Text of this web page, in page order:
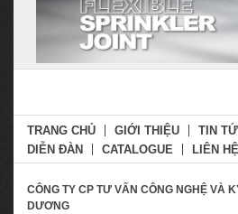
TRANG CHỦ GIỚI THIỆU TIN
DIỄN ĐÀN
CATALOGUE LIÊN HỆ
CÔNG TY CP TƯ VẤN CÔNG NGHỆ VÀ
DƯƠNG